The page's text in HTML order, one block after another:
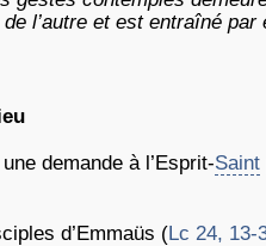
l’autre et est entraîné par
demande à l’Esprit-Saint
d’Emmaüs (Lc 24, 13-